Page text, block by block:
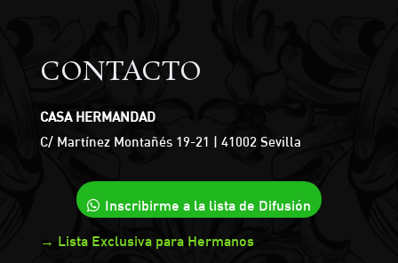
CONTACTO
CASA HERMANDAD
C/ Martínez Montañés 19-21 | 41002 Sevilla
Inscribirme a la lista de Difusión
→ Lista Exclusiva para Hermanos